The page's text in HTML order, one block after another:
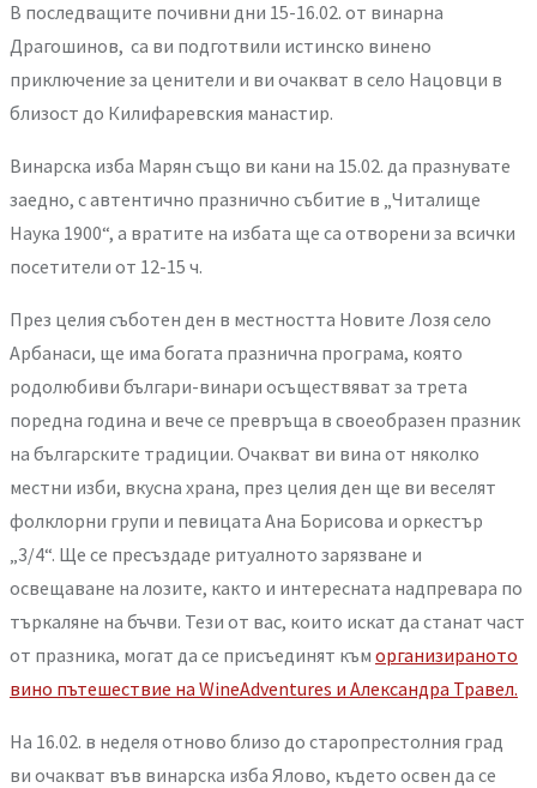
В последващите почивни дни 15-16.02. от винарна
Драгошинов, са ви подготвили истинско винено
приключение за ценители и ви очакват в село Нацовци в
близост до Килифаревския манастир.
Винарска изба Марян също ви кани на 15.02. да празнувате
заедно, с автентично празнично събитие в „Читалище
Наука 1900“, а вратите на избата ще са отворени за всички
посетители от 12-15 ч.
През целия съботен ден в местността Новите Лозя село
Арбанаси, ще има богата празнична програма, която
родолюбиви българи-винари осъществяват за трета
поредна година и вече се превръща в своеобразен празник
на българските традиции. Очакват ви вина от няколко
местни изби, вкусна храна, през целия ден ще ви веселят
фолклорни групи и певицата Ана Борисова и оркестър
„3/4“. Ще се пресъздаде ритуалното зарязване и
освещаване на лозите, както и интересната надпревара по
търкаляне на бъчви. Тези от вас, които искат да станат част
от празника, могат да се присъединят към организираното
вино пътешествие на WineAdventures и Александра Травел.
На 16.02. в неделя отново близо до старопрестолния град
ви очакват във винарска изба Ялово, където освен да се